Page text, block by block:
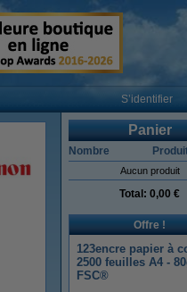
S’identifier
Panier
Nombre
Aucun produit
Total: 0,00 €
Offre !
123encre papier à
2500 feuilles A4 -
FSC®